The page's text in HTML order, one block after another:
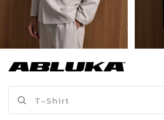
Erkek Oversize Rahat Kalıp Kruvaze Takım Elbise Bej
Son Bakılanlar